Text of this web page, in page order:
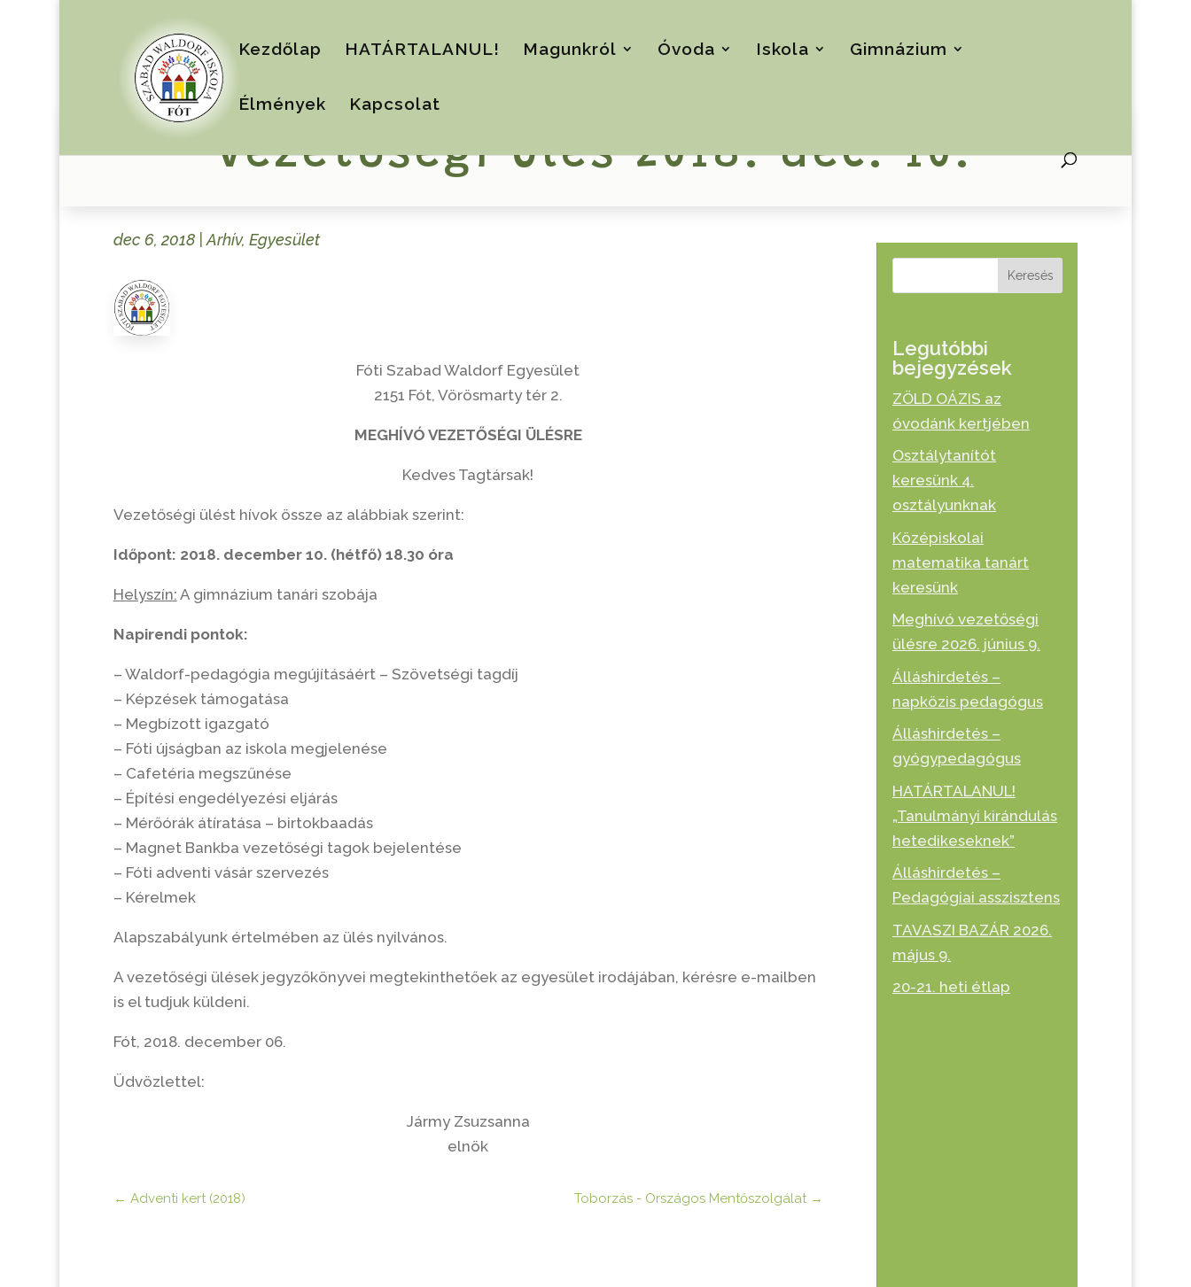
Kezdőlap HATÁRTALANUL! Magunkról Óvoda Iskola Gimnázium
Élmények Kapcsolat
Vezetőségi Ülés 2018. dec. 10.
dec 6, 2018| Arhív, Egyesület
Fóti Szabad Waldorf Egyesület
2151 Fót, Vörösmarty tér 2.
MEGHÍVÓ VEZETŐSÉGI ÜLÉSRE
Kedves Tagtársak!
Vezetőségi ülést hívok össze az alábbiak szerint:
Időpont: 2018. december 10. (hétfő) 18.30 óra
Helyszín: A gimnázium tanári szobája
Napirendi pontok:
– Waldorf-pedagógia megújításáért – Szövetségi tagdíj
– Képzések támogatása
– Megbízott igazgató
– Fóti újságban az iskola megjelenése
– Cafetéria megszűnése
– Építési engedélyezési eljárás
– Mérőórák átíratása – birtokbaadás
– Magnet Bankba vezetőségi tagok bejelentése
– Fóti adventi vásár szervezés
– Kérelmek
Alapszabályunk értelmében az ülés nyilvános.
A vezetőségi ülések jegyzőkönyvei megtekinthetőek az egyesület irodájában, kérésre e-mailben
is el tudjuk küldeni.
Fót, 2018. december 06.
Üdvözlettel:
Jármy Zsuzsanna
elnök
← Adventi kert (2018) Toborzás - Országos Mentőszolgálat→
Keresés
Legutóbbi
bejegyzések
ZÖLD OÁZIS az
óvodánk kertjében
Osztálytanítót
keresünk 4.
osztályunknak
Középiskolai
matematika tanárt
keresünk
Meghívó vezetőségi
ülésre 2026. június 9.
Álláshirdetés –
napközis pedagógus
Álláshirdetés –
gyógypedagógus
HATÁRTALANUL!
„Tanulmányi kirándulás
hetedikeseknek”
Álláshirdetés –
Pedagógiai asszisztens
TAVASZI BAZÁR 2026.
május 9.
20-21. heti étlap